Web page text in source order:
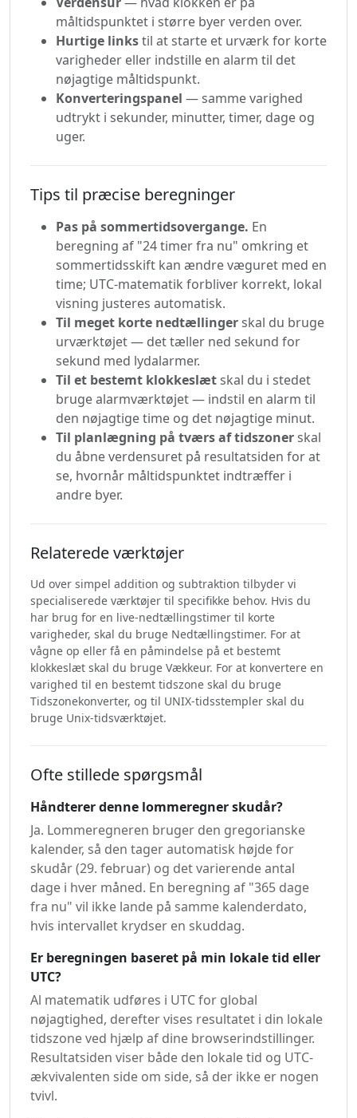
måltidspunktet i større byer verden over.
Hurtige linkstil at starte et urværk for korte
varigheder eller indstille en alarm til det
nøjagtige måltidspunkt.
Konverteringspanel — samme varighed
udtrykt i sekunder, minutter, timer, dage og
uger.
Tips til præcise beregninger
Pas på sommertidsovergange. En
beregning af "24 timer fra nu" omkring et
sommertidsskift kan ændre væguret med en
time; UTC-matematik forbliver korrekt, lokal
visning justeres automatisk.
Til meget korte nedtællingerskal du bruge
urværktøjet — det tæller ned sekund for
sekund med lydalarmer.
Til et bestemt klokkeslætskal du i stedet
bruge alarmværktøjet — indstil en alarm til
den nøjagtige time og det nøjagtige minut.
Til planlægning på tværs af tidszonerskal
du åbne verdensuret på resultatsiden for at
se, hvornår måltidspunktet indtræffer i
andre byer.
Relaterede værktøjer
Ud over simpel addition og subtraktion tilbyder vi
specialiserede værktøjer til specifikke behov. Hvis du
har brug for en live-nedtællingstimer til korte
varigheder, skal du bruge Nedtællingstimer. For at
vågne op eller få en påmindelse på et bestemt
klokkeslæt skal du bruge Vækkeur. For at konvertere en
varighed til en bestemt tidszone skal du bruge
Tidszonekonverter, og til UNIX-tidsstempler skal du
bruge Unix-tidsværktøjet.
Ofte stillede spørgsmål
Håndterer denne lommeregner skudår?
Ja. Lommeregneren bruger den gregorianske
kalender, så den tager automatisk højde for
skudår (29. februar) og det varierende antal
dage i hver måned. En beregning af "365 dage
fra nu" vil ikke lande på samme kalenderdato,
hvis intervallet krydser en skuddag.
Er beregningen baseret på min lokale tid eller
UTC?
Al matematik udføres i UTC for global
nøjagtighed, derefter vises resultatet i din lokale
tidszone ved hjælp af dine browserindstillinger.
Resultatsiden viser både den lokale tid og UTC-
ækvivalenten side om side, så der ikke er nogen
tvivl.